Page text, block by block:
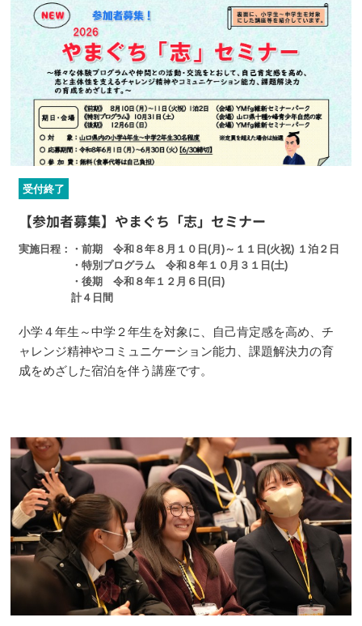
受付終了
【参加者募集】やまぐち「志」セミナー
実施日程
・前期 令和８年８月１０日(月)～１１日(火祝) １泊２日
・特別プログラム 令和８年１０月３１日(土)
・後期 令和８年１２月６日(日)
計４日間
小学４年生～中学２年生を対象に、自己肯定感を高め、チ
ャレンジ精神やコミュニケーション能力、課題解決力の育
成をめざした宿泊を伴う講座です。